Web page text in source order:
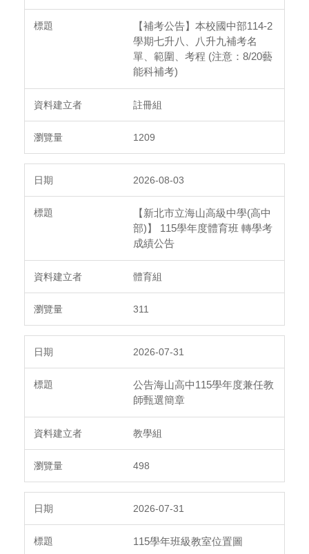
【補考公告】本校國中部114-2
學期七升八、八升九補考名
單、範圍、考程 (注意：8/20藝
能科補考)
註冊組
1209
2026-08-03
【新北市立海山高級中學(高中
部)】 115學年度體育班 轉學考
成績公告
體育組
311
2026-07-31
公告海山高中115學年度兼任教
師甄選簡章
教學組
498
2026-07-31
115學年班級教室位置圖